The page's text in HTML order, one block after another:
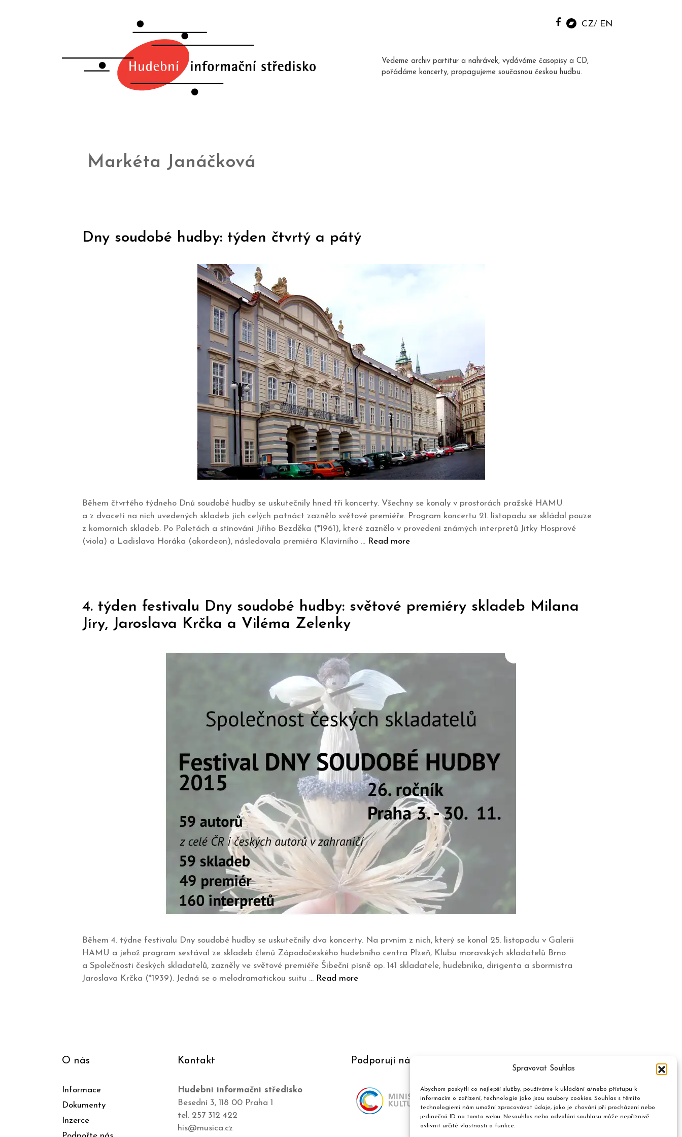
Spravovat Souhlas
Abychom poskytli co nejlepší služby, používáme k ukládání a/nebo přístupu k
informacím o zařízení, technologie jako jsou soubory cookies. Souhlas s těmito
technologiemi nám umožní zpracovávat údaje, jako je chování při procházení nebo
jedinečná ID na tomto webu. Nesouhlas nebo odvolání souhlasu může nepříznivě
ovlivnit určité vlastnosti a funkce.
CZ EN
Vedeme archiv partitur a nahrávek, vydáváme časopisy a CD,
pořádáme koncerty, propagujeme současnou českou hudbu.
Markéta Janáčková
Dny soudobé hudby: týden čtvrtý a pátý
Během čtvrtého týdneho Dnů soudobé hudby se uskutečnily hned tři koncerty. Všechny se konaly v prostorách pražské HAMU
a z dvaceti na nich uvedených skladeb jich celých patnáct zaznělo světové premiéře. Program koncertu 21. listopadu se skládal pouze
z komorních skladeb. Po Paletách a stínování Jiřího Bezděka (*1961), které zaznělo v provedení známých interpretů Jitky Hosprové
(viola) a Ladislava Horáka (akordeon), následovala premiéra Klavírního … Read more
4. týden festivalu Dny soudobé hudby: světové premiéry skladeb Milana
Jíry, Jaroslava Krčka a Viléma Zelenky
Během 4. týdne festivalu Dny soudobé hudby se uskutečnily dva koncerty. Na prvním z nich, který se konal 25. listopadu v Galerii
HAMU a jehož program sestával ze skladeb členů Zápodočeského hudebního centra Plzeň, Klubu moravských skladatelů Brno
a Společnosti českých skladatelů, zazněly ve světové premiéře Šibeční písně op. 141 skladatele, hudebníka, dirigenta a sbormistra
Jaroslava Krčka (*1939). Jedná se o melodramatickou suitu … Read more
O nás
Informace
Dokumenty
Inzerce
Kontakt
Hudební informační středisko
Besední 3, 118 00 Praha 1
tel. 257 312 422
his@musica.cz
Podporují nás